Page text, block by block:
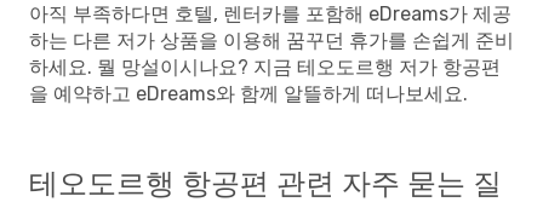
아직 부족하다면 호텔, 렌터카를 포함해 eDreams가 제공
하는 다른 저가 상품을 이용해 꿈꾸던 휴가를 손쉽게 준비
하세요. 뭘 망설이시나요? 지금 테오도르행 저가 항공편
을 예약하고 eDreams와 함께 알뜰하게 떠나보세요.
테오도르행 항공편 관련 자주 묻는 질